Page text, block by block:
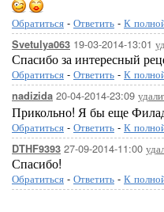
Обратиться - Ответить - К
Svetulya063 19-03-2014-13:01
Спасибо за интересный
Обратиться - Ответить - К
nadizida 20-04-2014-23:09
Прикольно! Я бы еще
Обратиться - Ответить - К
DTHF9393 27-09-2014-11:00
Спасибо!
Обратиться - Ответить - К